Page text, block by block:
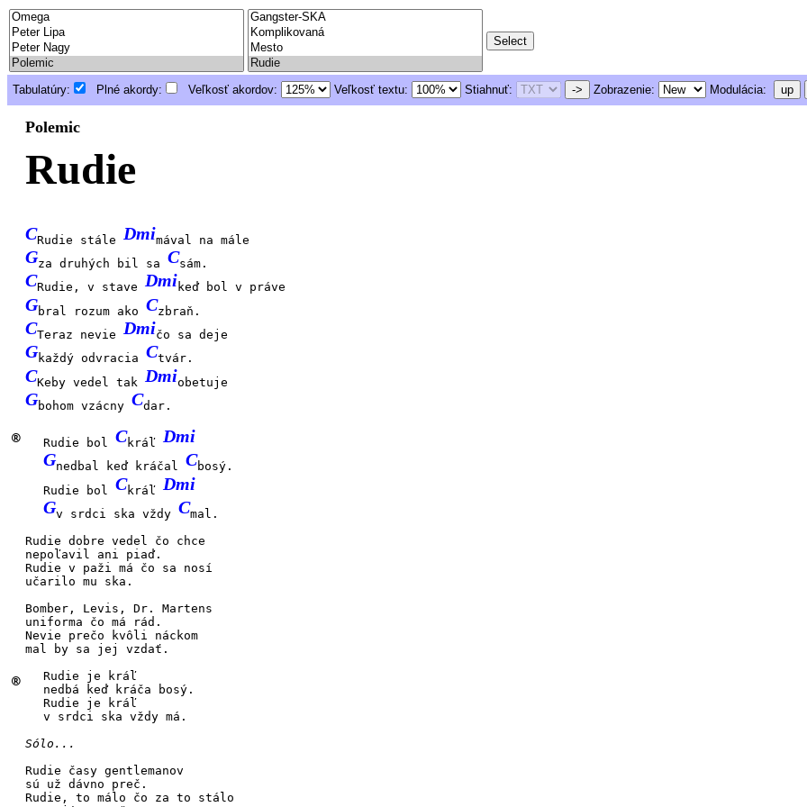
Tabulatúry: Plné akordy: Veľkosť akordov: Veľkosť textu: Stiahnuť: -> Zobrazenie: Modulácia: up
Polemic
Rudie
CRudie stáleDmimával na mále
Gza druhých bil saCsám.
CRudie, v staveDmikeď bol v práve
Gbral rozum akoCzbraň.
CTeraz nevieDmičo sa deje
Gkaždý odvraciaCtvár.
CKeby vedel takDmiobetuje
Gbohom vzácnyCdar.
® Rudie bol CkráľDmi
Gnedbal keď kráčal Cbosý.
Rudie bol CkráľDmi
Gv srdci ska vždyCmal.
Rudie dobre vedel čo chce
nepoľavil ani piaď.
Rudie v paži má čo sa nosí
učarilo mu ska.
Bomber, Levis, Dr. Martens
uniforma čo má
rád.
Nevie prečo
kvôli náckom
mal by sa jej vzdať.
® Rudie je
kráľ
nedbá keď kráča
bosý.
Rudie je
kráľ
v srdci ska vždy má.
Sólo...
Rudie časy gentlemanov
sú už dávno preč.
Rudie, to málo čo za to stálo